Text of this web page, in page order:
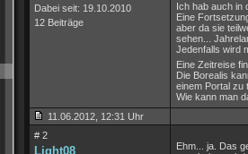
Dabei seit: 19.10.2010
12 Beiträge
Ich hab auch in
Eine
aber da sie
sehen...
Jedenfalls wird
Eine Zeitreise
Die Borealis
einem Portal zu
Wie kann man
11.06.2012, 12:31 Uhr
# 2
Light08
Ehm... ja. Das